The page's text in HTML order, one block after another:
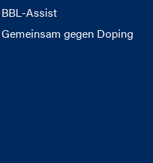
BBL-Assist
Gemeinsam gegen Doping